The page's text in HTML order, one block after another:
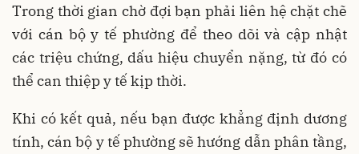
Trong thời gian chờ đợi bạn phải liên hệ chặt chẽ
với cán bộ y tế phường để theo dõi và cập nhật
các triệu chứng, dấu hiệu chuyển nặng, từ đó có
thể can thiệp y tế kịp thời.
Khi có kết quả, nếu bạn được khẳng định dương
tính, cán bộ y tế phường sẽ hướng dẫn phân tầng,